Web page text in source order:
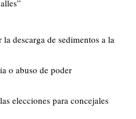
descarga de sedimentos a la
o abuso de poder
elecciones para concejales